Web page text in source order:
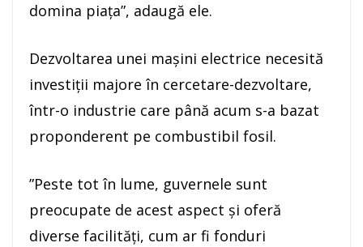
domina piaţa”, adaugă ele.
Dezvoltarea unei maşini electrice necesită
investiţii majore în cercetare-dezvoltare,
într-o industrie care până acum s-a bazat
proponderent pe combustibil fosil.
”Peste tot în lume, guvernele sunt
preocupate de acest aspect şi oferă
diverse facilităţi, cum ar fi fonduri